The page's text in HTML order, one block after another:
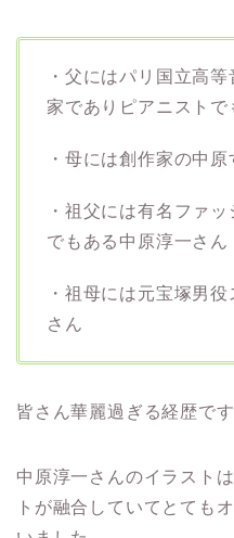
・父にはパリ国立高等
家でありピアニスト
・母には創作家の中原
・祖父には有名ファ
でもある中原淳一さん
・祖母には元宝塚男
さん
皆さん華麗過ぎる経歴です
中原淳一さんのイラスト
トが融合していてとても